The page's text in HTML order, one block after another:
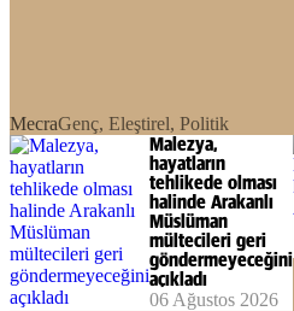
MecraGenç, Eleştirel, Politik
Malezya,
hayatların
tehlikede olması
halinde Arakanlı
Müslüman
mültecileri geri
göndermeyeceğini
açıkladı
06 Ağustos 2026